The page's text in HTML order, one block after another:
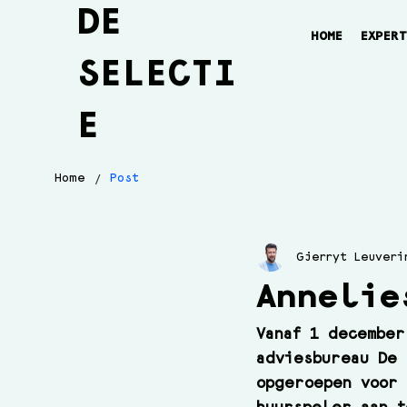
DE
SELECTI
E
HOME
Home / Post
Gjerryt
Vanaf 1
adviesbureau
opgeroepen